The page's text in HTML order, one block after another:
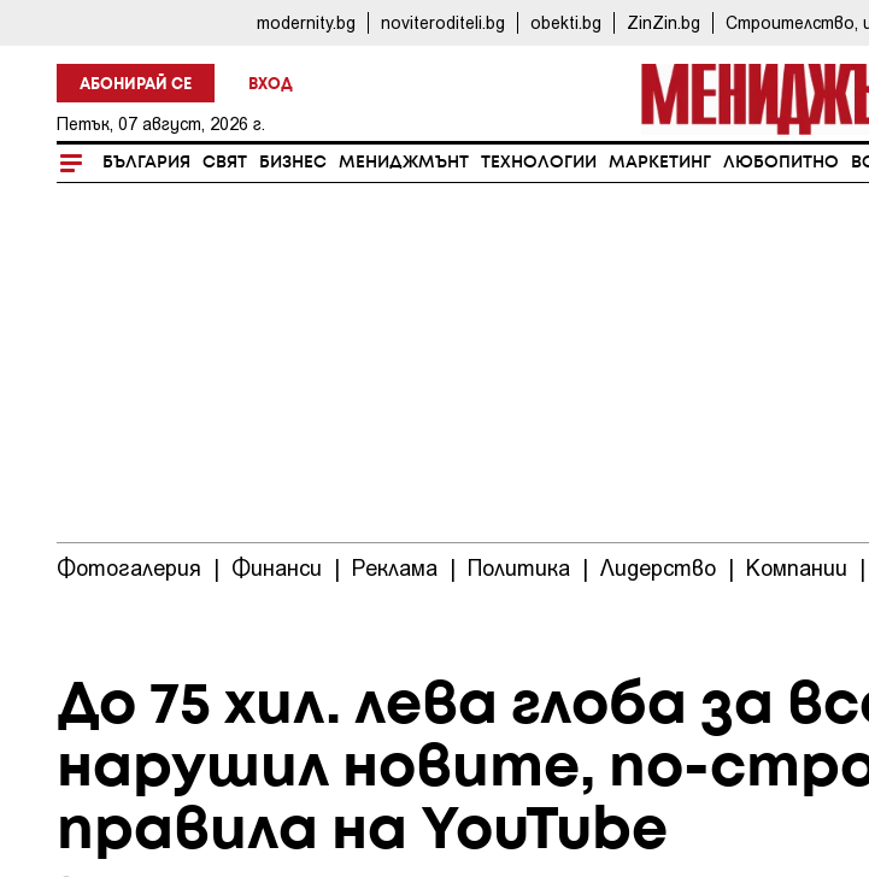
modernity.bg noviteroditeli.bg obekti.bg ZinZin.bg Строителство,
АБОНИРАЙ СЕ ВХОД
Петък, 07 август, 2026 г.
БЪЛГАРИЯ СВЯТ БИЗНЕС МЕНИДЖМЪНТ ТЕХНОЛОГИИ МАРКЕТИНГ ЛЮБОПИТНО
Фотогалерия | Финанси | Реклама | Политика | Лидерство | Компании |
До 75 хил. лева глоба за
нарушил новите, по-
правила на YouTube